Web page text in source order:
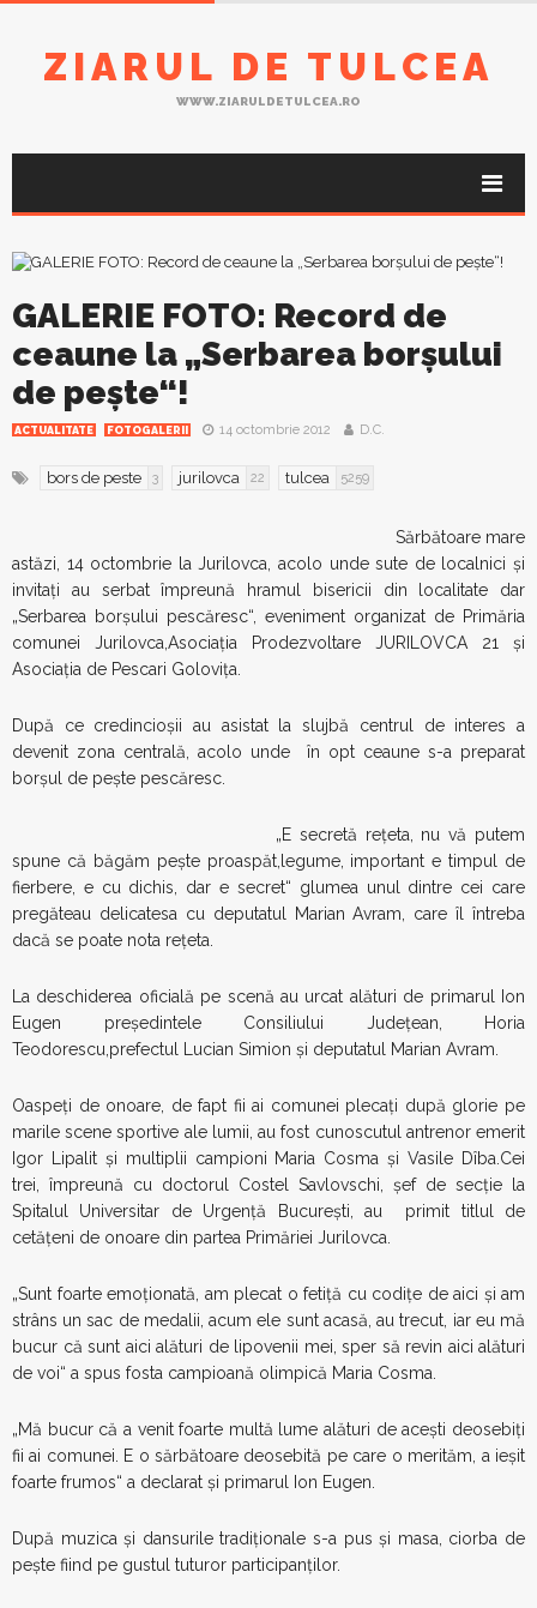
ZIARUL DE TULCEA
WWW.ZIARULDETULCEA.RO
GALERIE FOTO: Record de
ceaune la „Serbarea borşului
de peşte“!
ACTUALITATE FOTOGALERII 14 octombrie 2012 D.C.
bors de peste 3 jurilovca 22 tulcea 5259
Sărbătoare mare
astăzi, 14 octombrie la Jurilovca, acolo unde sute de localnici şi
invitaţi au serbat împreună hramul bisericii din localitate dar
„Serbarea borşului pescăresc“, eveniment organizat de Primăria
comunei Jurilovca,Asociaţia Prodezvoltare JURILOVCA 21 şi
Asociaţia de Pescari Goloviţa.
După ce credincioşii au asistat la slujbă centrul de interes a
devenit zona centrală, acolo unde în opt ceaune s-a preparat
borşul de peşte pescăresc.
„E secretă reţeta, nu vă putem
spune că băgăm peşte proaspăt,legume, important e timpul de
fierbere, e cu dichis, dar e secret“ glumea unul dintre cei care
pregăteau delicatesa cu deputatul Marian Avram, care îl întreba
dacă se poate nota reţeta.
La deschiderea oficială pe scenă au urcat alături de primarul Ion
Eugen preşedintele Consiliului Judeţean, Horia
Teodorescu,prefectul Lucian Simion şi deputatul Marian Avram.
Oaspeţi de onoare, de fapt fii ai comunei plecaţi după glorie pe
marile scene sportive ale lumii, au fost cunoscutul antrenor emerit
Igor Lipalit şi multiplii campioni Maria Cosma şi Vasile Dîba.Cei
trei, împreună cu doctorul Costel Savlovschi, şef de secţie la
Spitalul Universitar de Urgenţă Bucureşti, au primit titlul de
cetăţeni de onoare din partea Primăriei Jurilovca.
„Sunt foarte emoţionată, am plecat o fetiţă cu codiţe de aici şi am
strâns un sac de medalii, acum ele sunt acasă, au trecut, iar eu mă
bucur că sunt aici alături de lipovenii mei, sper să revin aici alături
de voi“ a spus fosta campioană olimpică Maria Cosma.
„Mă bucur că a venit foarte multă lume alături de aceşti deosebiţi
fii ai comunei. E o sărbătoare deosebită pe care o merităm, a ieşit
foarte frumos“ a declarat şi primarul Ion Eugen.
După muzica şi dansurile tradiţionale s-a pus şi masa, ciorba de
peşte fiind pe gustul tuturor participanţilor.